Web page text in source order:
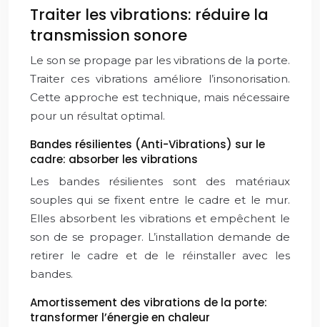
Traiter les vibrations: réduire la
transmission sonore
Le son se propage par les vibrations de la porte.
Traiter ces vibrations améliore l’insonorisation.
Cette approche est technique, mais nécessaire
pour un résultat optimal.
Bandes résilientes (Anti-Vibrations) sur le
cadre: absorber les vibrations
Les bandes résilientes sont des matériaux
souples qui se fixent entre le cadre et le mur.
Elles absorbent les vibrations et empêchent le
son de se propager. L’installation demande de
retirer le cadre et de le réinstaller avec les
bandes.
Amortissement des vibrations de la porte:
transformer l’énergie en chaleur